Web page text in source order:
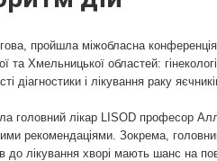
пройшла міжобласна
Хмельницької областей:
діагностики і лікування раку
головний лікар LISOD професор
рекомендаціями. Зокрема,
до лікування хворі мають шанс на